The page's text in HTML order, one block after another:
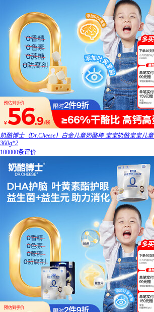
奶酪博士（Dr.Cheese）白金儿童奶酪棒 宝宝奶酪宝宝儿
360g*2
100000条评价